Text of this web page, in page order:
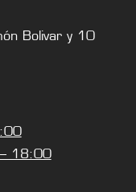
Bolivar y 10
18:00